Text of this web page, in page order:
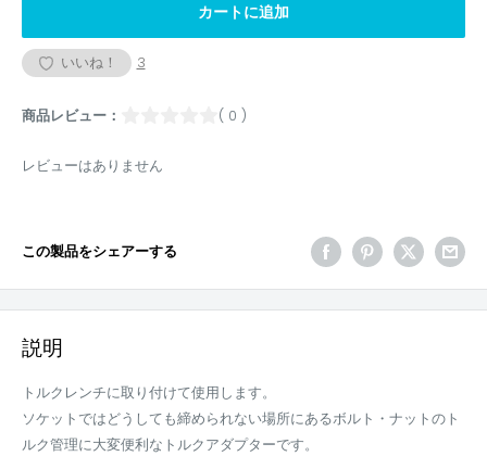
カートに追加
いいね！ 3
商品レビュー： ( 0 )
レビューはありません
この製品をシェアーする
説明
トルクレンチに取り付けて使用します。
ソケットではどうしても締められない場所にあるボルト・ナットのト
ルク管理に大変便利なトルクアダプターです。